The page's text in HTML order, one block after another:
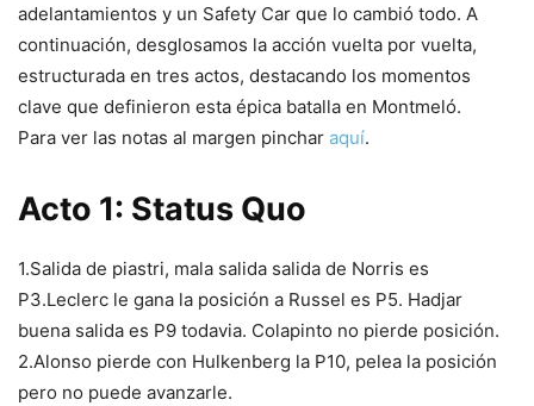
adelantamientos y un Safety Car que lo cambió todo. A
continuación, desglosamos la acción vuelta por vuelta,
estructurada en tres actos, destacando los momentos
clave que definieron esta épica batalla en Montmeló.
Para ver las notas al margen pinchar aquí.
Acto 1: Status Quo
1.Salida de piastri, mala salida salida de Norris es
P3.Leclerc le gana la posición a Russel es P5. Hadjar
buena salida es P9 todavia. Colapinto no pierde posición.
2.Alonso pierde con Hulkenberg la P10, pelea la posición
pero no puede avanzarle.